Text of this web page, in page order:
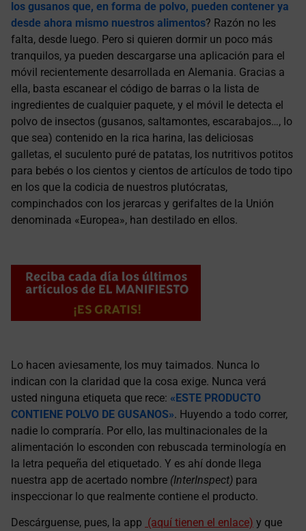
los gusanos que, en forma de polvo, pueden contener ya
desde ahora mismo nuestros alimentos? Razón no les
falta, desde luego. Pero si quieren dormir un poco más
tranquilos, ya pueden descargarse una aplicación para el
móvil recientemente desarrollada en Alemania. Gracias a
ella, basta escanear el código de barras o la lista de
ingredientes de cualquier paquete, y el móvil le detecta el
polvo de insectos (gusanos, saltamontes, escarabajos…, lo
que sea) contenido en la rica harina, las deliciosas
galletas, el suculento puré de patatas, los nutritivos potitos
para bebés o los cientos y cientos de artículos de todo tipo
en los que la codicia de nuestros plutócratas,
compinchados con los jerarcas y gerifaltes de la Unión
denominada «Europea», han destilado en ellos.
Lo hacen aviesamente, los muy taimados. Nunca lo
indican con la claridad que la cosa exige. Nunca verá
usted ninguna etiqueta que rece: «ESTE PRODUCTO
CONTIENE POLVO DE GUSANOS». Huyendo a todo correr,
nadie lo compraría. Por ello, las multinacionales de la
alimentación lo esconden con rebuscada terminología en
la letra pequeña del etiquetado. Y es ahí donde llega
nuestra app de acertado nombre (InterInspect) para
inspeccionar lo que realmente contiene el producto.
Descárguense, pues, la app (aquí tienen el enlace) y que